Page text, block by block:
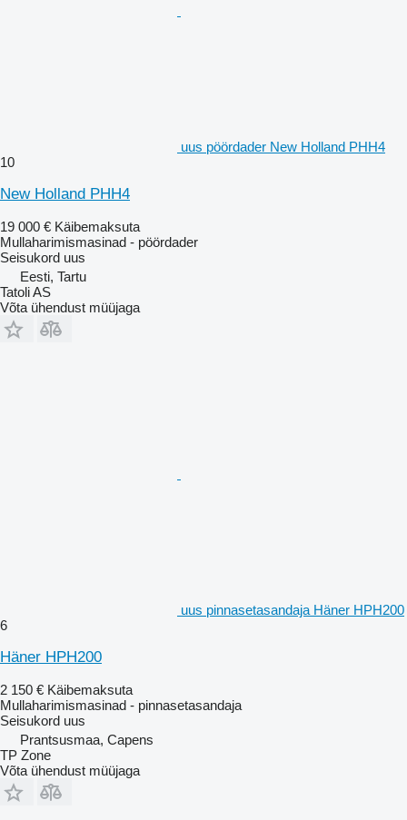
uus pöördader New Holland PHH4
10
New Holland PHH4
19 000 € Käibemaksuta
Mullaharimismasinad - pöördader
Seisukord uus
Eesti, Tartu
Tatoli AS
Võta ühendust müüjaga
uus pinnasetasandaja Häner HPH200
6
Häner HPH200
2 150 € Käibemaksuta
Mullaharimismasinad - pinnasetasandaja
Seisukord uus
Prantsusmaa, Capens
TP Zone
Võta ühendust müüjaga